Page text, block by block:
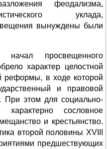
феодализма,
уклада,
вынуждены были
просвещенного
характер целостной
реформы, в ходе которой
и правовой
При этом для социально-
сословное
и крестьянство.
второй половины XVIII
предшествующих